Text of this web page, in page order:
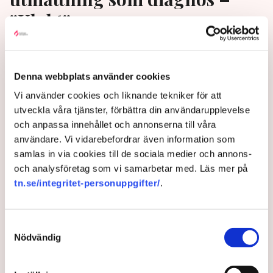
Denna webbplats använder cookies
Vi använder cookies och liknande tekniker för att
utveckla våra tjänster, förbättra din användarupplevelse
och anpassa innehållet och annonserna till våra
användare. Vi vidarebefordrar även information som
samlas in via cookies till de sociala medier och annons-
och analysföretag som vi samarbetar med. Läs mer på
tn.se/integritet-personuppgifter/.
Nödvändig
”Klokt”
Utmattningssyndrom som diagnos försvinner när
bli bättre på att undersöka vad det verkligen handlar
om, menar experter. ”Allmänt känt att det har blivit en
missanvändning av diagnosen i Sverige”, säger
psykologen Elin Lindsäter till TN.
1 year ago | Av: Karin Myrén